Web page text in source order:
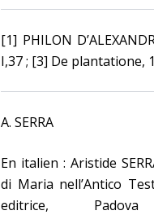
[1] PHILON
I,37 ; [3] De plantatione,
A. SERRA
En italien : Aristide
di Maria nell’Antico
editrice,